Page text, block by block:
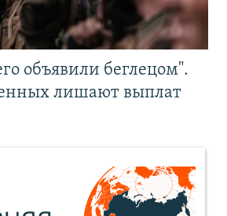
объявили беглецом".
лишают выплат